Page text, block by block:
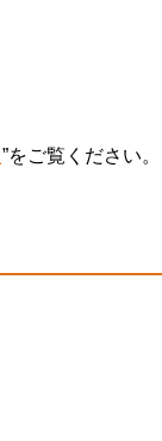
”をご覧ください。